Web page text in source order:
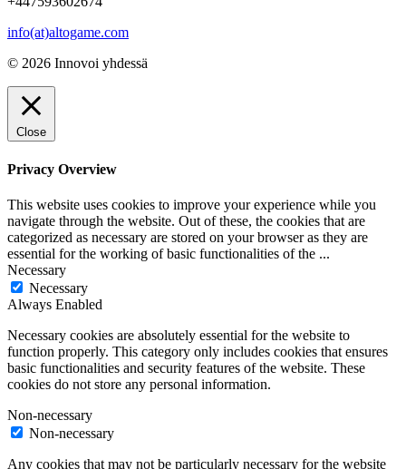
info(at)altogame.com
© 2026 Innovoi yhdessä
Close
Privacy Overview
This website uses cookies to improve your experience while you
navigate through the website. Out of these, the cookies that are
categorized as necessary are stored on your browser as they are
essential for the working of basic functionalities of the ...
Necessary
Necessary
Always Enabled
Necessary cookies are absolutely essential for the website to
function properly. This category only includes cookies that ensures
basic functionalities and security features of the website. These
cookies do not store any personal information.
Non-necessary
Non-necessary
Any cookies that may not be particularly necessary for the website